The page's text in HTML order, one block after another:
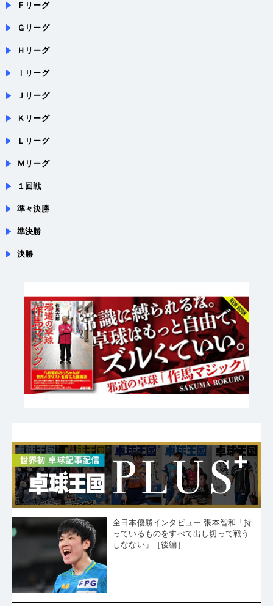
Ｆリーグ
Ｇリーグ
Ｈリーグ
Ｉリーグ
Ｊリーグ
Ｋリーグ
Ｌリーグ
Ｍリーグ
１回戦
準々決勝
準決勝
決勝
全日本優勝インタビュー 張本智和「持
っているものをすべて出し切って戦う
しなない」［後編］